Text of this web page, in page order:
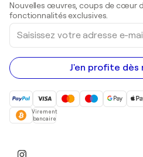
Peintures acryliques
Nouvelles œuvres, coups de cœur
fonctionnalités exclusives.
Saisissez
votre
adresse
e-
mail
J'en profite dès
Virement
bancaire